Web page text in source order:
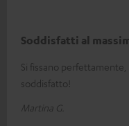
Soddisfatti al
Si fissano
soddisfatto!
Martina G.